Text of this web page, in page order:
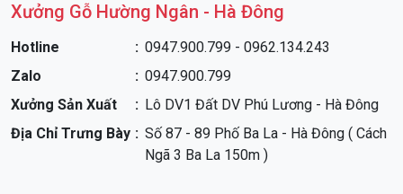
Xưởng Gỗ Hường Ngân - Hà Đông
Hotline
0947.900.799 - 0962.134.243
Zalo
0947.900.799
Xưởng Sản Xuất
Lô DV1 Đất DV Phú Lương - Hà Đông
Địa Chỉ Trưng Bày
Số 87 - 89 Phố Ba La - Hà Đông ( Cách
Ngã 3 Ba La 150m )